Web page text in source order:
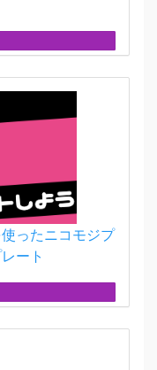
ったニコモジプ
ート